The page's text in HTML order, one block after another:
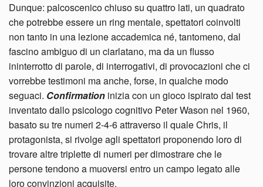
Dunque: palcoscenico chiuso su quattro lati, un quadrato
che potrebbe essere un ring mentale, spettatori coinvolti
non tanto in una lezione accademica né, tantomeno, dal
fascino ambiguo di un ciarlatano, ma da un flusso
ininterrotto di parole, di interrogativi, di provocazioni che ci
vorrebbe testimoni ma anche, forse, in qualche modo
seguaci. Confirmation inizia con un gioco ispirato dal test
inventato dallo psicologo cognitivo Peter Wason nel 1960,
basato su tre numeri 2-4-6 attraverso il quale Chris, il
protagonista, si rivolge agli spettatori proponendo loro di
trovare altre triplette di numeri per dimostrare che le
persone tendono a muoversi entro un campo legato alle
loro convinzioni acquisite.